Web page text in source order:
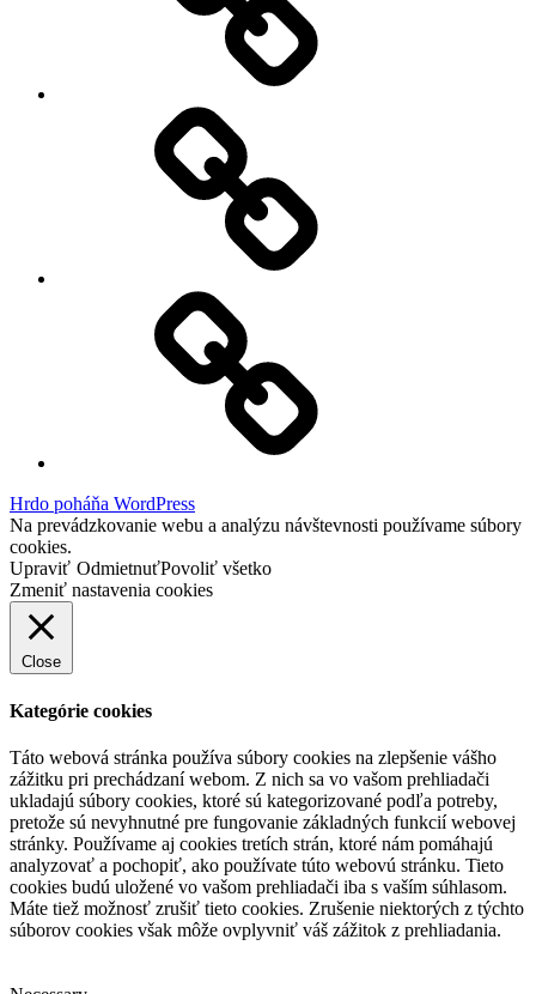
Hrdo poháňa WordPress
Na prevádzkovanie webu a analýzu návštevnosti používame súbory
cookies.
Upraviť OdmietnuťPovoliť všetko
Zmeniť nastavenia cookies
Close
Kategórie cookies
Táto webová stránka používa súbory cookies na zlepšenie vášho
zážitku pri prechádzaní webom. Z nich sa vo vašom prehliadači
ukladajú súbory cookies, ktoré sú kategorizované podľa potreby,
pretože sú nevyhnutné pre fungovanie základných funkcií webovej
stránky. Používame aj cookies tretích strán, ktoré nám pomáhajú
analyzovať a pochopiť, ako používate túto webovú stránku. Tieto
cookies budú uložené vo vašom prehliadači iba s vaším súhlasom.
Máte tiež možnosť zrušiť tieto cookies. Zrušenie niektorých z týchto
súborov cookies však môže ovplyvniť váš zážitok z prehliadania.